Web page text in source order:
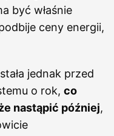
być właśnie
ceny energii,
jednak przed
o rok, co
nastąpić później,